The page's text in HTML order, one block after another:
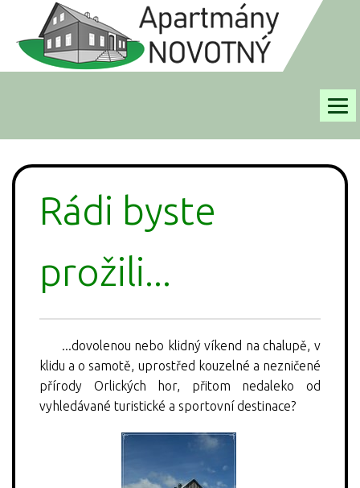
FOTOGALERIE
OKOLÍ
TERMÍNY
KONTAKT
Rádi byste
prožili...
...dovolenou nebo klidný víkend na chalupě, v
klidu a o samotě, uprostřed kouzelné a nezničené
přírody Orlických hor, přitom nedaleko od
vyhledávané turistické a sportovní destinace?